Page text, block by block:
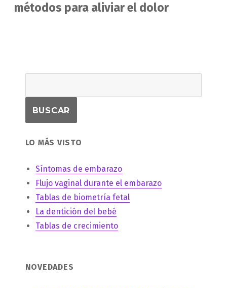
siguiente:
métodos para aliviar el dolor
LO MÁS VISTO
Síntomas de embarazo
Flujo vaginal durante el embarazo
Tablas de biometría fetal
La dentición del bebé
Tablas de crecimiento
NOVEDADES